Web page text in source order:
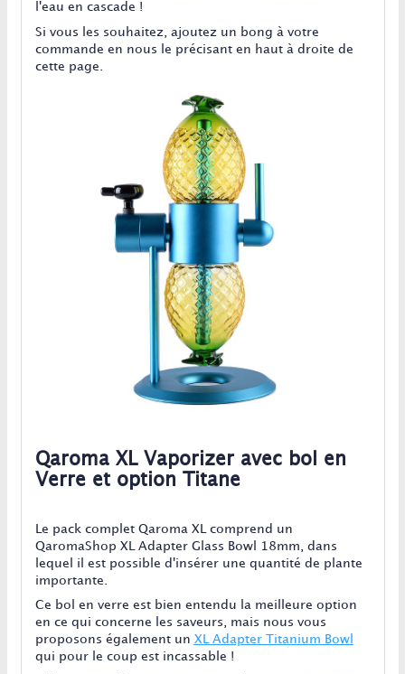
l'eau en cascade !
Si vous les souhaitez, ajoutez un bong à votre
commande en nous le précisant en haut à droite de
cette page.
Qaroma XL Vaporizer avec bol en
Verre et option Titane
Le pack complet Qaroma XL comprend un
QaromaShop XL Adapter Glass Bowl 18mm, dans
lequel il est possible d'insérer une quantité de plante
importante.
Ce bol en verre est bien entendu la meilleure option
en ce qui concerne les saveurs, mais nous vous
proposons également un XL Adapter Titanium Bowl
qui pour le coup est incassable !